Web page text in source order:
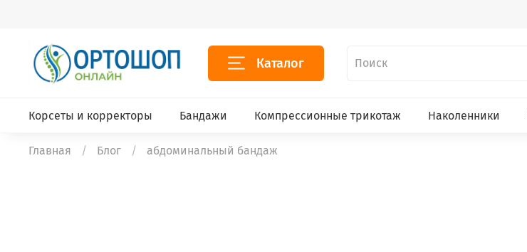
Каталог
Корсеты и корректоры Бандажи Компрессионные трикотаж Наколенники
Главная Блог абдоминальный бандаж